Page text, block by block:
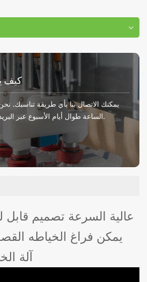
كيف
يمكنك الاتصال بنا بأي طريقة تناسبك.
الساعة طوال أيام الأسبوع عبر البريد الإلكتروني أو الهاتف.
عالية السرعة تصميم قابل
يمكن فراغ الخياطه
آلة